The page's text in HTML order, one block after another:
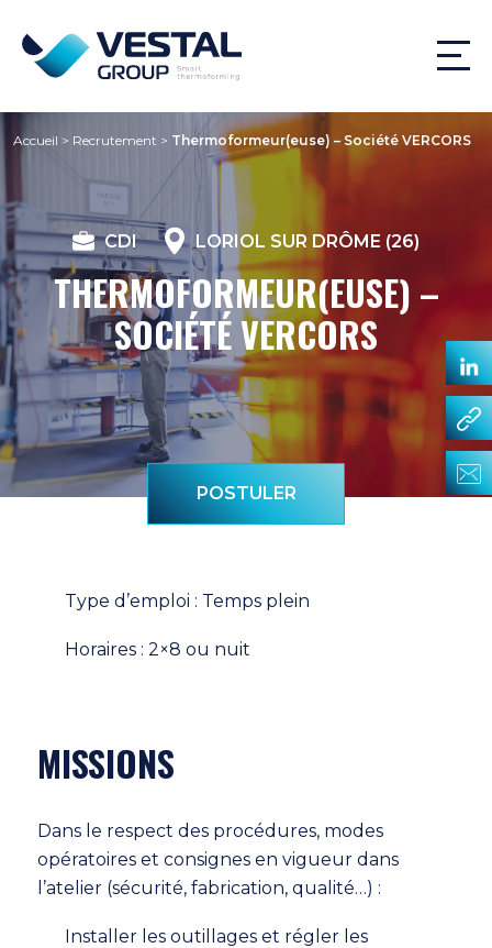
Accueil > Recrutement > Thermoformeur(euse) – Société VERCORS
CDI LORIOL SUR DRÔME (26)
THERMOFORMEUR(EUSE) –
SOCIÉTÉ VERCORS
POSTULER
Type d’emploi : Temps plein
Horaires : 2×8 ou nuit
MISSIONS
Dans le respect des procédures, modes
opératoires et consignes en vigueur dans
l’atelier (sécurité, fabrication, qualité…) :
Installer les outillages et régler les